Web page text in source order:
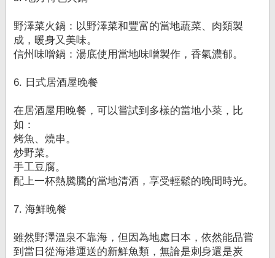
野澤菜火鍋：以野澤菜和豐富的當地蔬菜、肉類製
成，暖身又美味。
信州味噌鍋：湯底使用當地味噌製作，香氣濃郁。
6. 日式居酒屋晚餐
在居酒屋用晚餐，可以嘗試到多樣的當地小菜，比
如：
烤魚、燒串。
炒野菜。
手工豆腐。
配上一杯熱騰騰的當地清酒，享受輕鬆的晚間時光。
7. 海鮮晚餐
雖然野澤溫泉不靠海，但因為地處日本，依然能品嘗
到當日從海港運送的新鮮魚類，無論是刺身還是炭